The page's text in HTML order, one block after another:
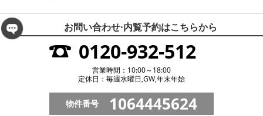
お問い合わせ·内覧予約はこちらから
0120-932-512
営業時間：10:00～18:00
定休日：毎週水曜日,GW,年末年始
物件番号 1064445624